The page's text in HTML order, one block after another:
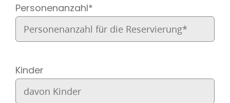
Personenanzahl*
Kinder